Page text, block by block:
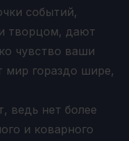
событий,
творцом, дают
чувство ваши
мир гораздо шире,
ведь нет более
и коварного